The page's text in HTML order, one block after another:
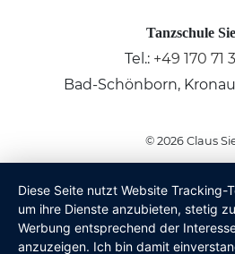
Diese Seite nutzt Website Tracking-
um ihre Dienste anzubieten, stetig
Werbung entsprechend der
anzuzeigen. Ich bin damit
Tanzschule
Tel.: +49 170 71
Bad-Schönborn,
© 2026 Claus